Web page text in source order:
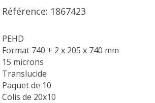
Référence: 1867423
PEHD
Format 740 + 2 x 205 x 740 mm
15 microns
Translucide
Paquet de 10
Colis de 20x10